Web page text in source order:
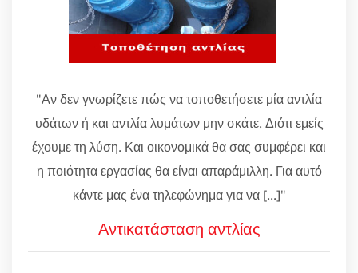
"Αν δεν γνωρίζετε πώς να τοποθετήσετε μία αντλία
υδάτων ή και αντλία λυμάτων μην σκάτε. Διότι εμείς
έχουμε τη λύση. Και οικονομικά θα σας συμφέρει και
η ποιότητα εργασίας θα είναι απαράμιλλη. Για αυτό
κάντε μας ένα τηλεφώνημα για να [...]"
Αντικατάσταση αντλίας